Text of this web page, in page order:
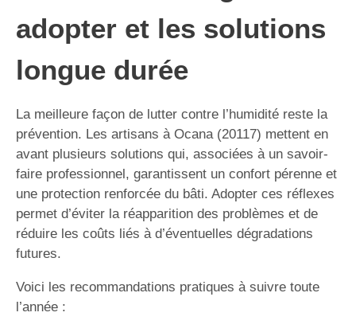
adopter et les solutions
longue durée
La meilleure façon de lutter contre l’humidité reste la
prévention. Les artisans à Ocana (20117) mettent en
avant plusieurs solutions qui, associées à un savoir-
faire professionnel, garantissent un confort pérenne et
une protection renforcée du bâti. Adopter ces réflexes
permet d’éviter la réapparition des problèmes et de
réduire les coûts liés à d’éventuelles dégradations
futures.
Voici les recommandations pratiques à suivre toute
l’année :